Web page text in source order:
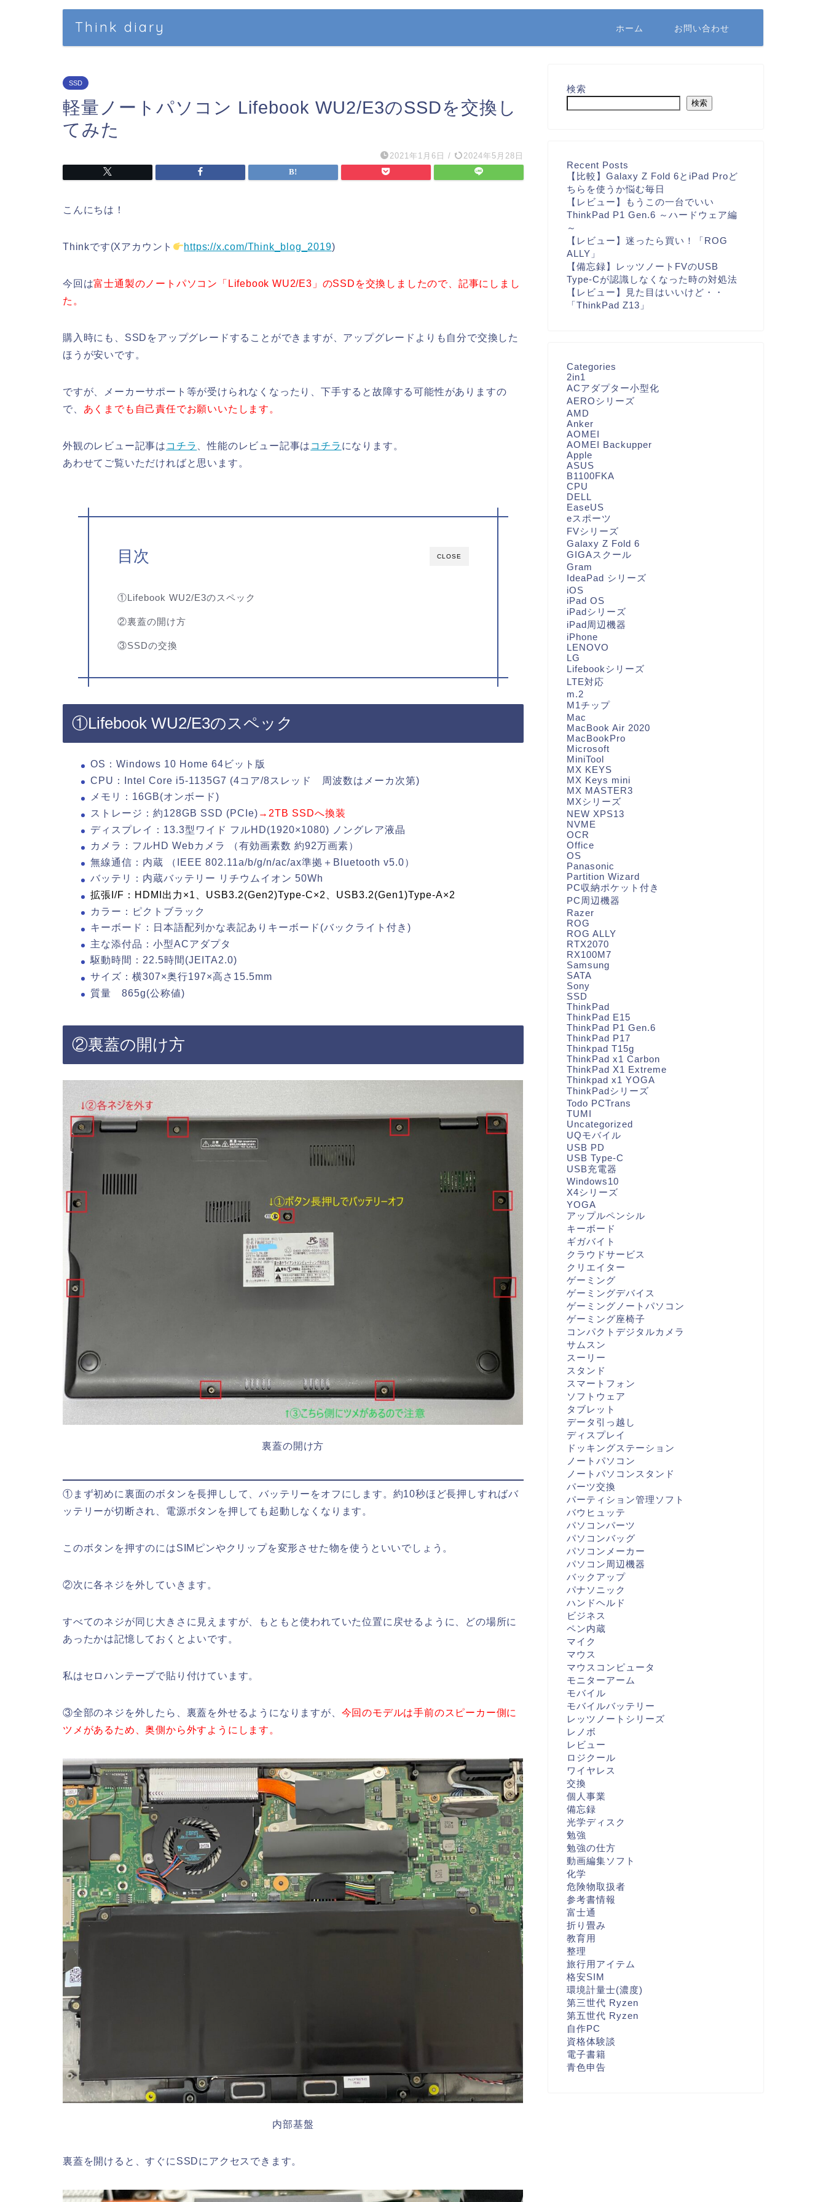
Think diary ホーム お問い合わせ
SSD
軽量ノートパソコン Lifebook WU2/E3のSSDを交換し
てみた
2021年1月6日 / 2024年5月28日
こんにちは！
Thinkです(Xアカウント https://x.com/Think_blog_2019)
今回は富士通製のノートパソコン「Lifebook WU2/E3」のSSDを交換しましたので、記事にしまし
た。
購入時にも、SSDをアップグレードすることができますが、アップグレードよりも自分で交換した
ほうが安いです。
ですが、メーカーサポート等が受けられなくなったり、下手すると故障する可能性がありますの
で、 あくまでも自己責任でお願いいたします。
外観のレビュー記事は コチラ 、性能のレビュー記事は コチラ になります。
あわせてご覧いただければと思います。
CLOSE
目次
①Lifebook WU2/E3のスペック
②裏蓋の開け方
③SSDの交換
①Lifebook WU2/E3のスペック
OS：Windows 10 Home 64ビット版
CPU：Intel Core i5-1135G7 (4コア/8スレッド 周波数はメーカ次第)
メモリ：16GB(オンボード)
ストレージ：約128GB SSD (PCIe) →2TB SSDへ換装
ディスプレイ：13.3型ワイド フルHD(1920×1080) ノングレア液晶
カメラ：フルHD Webカメラ （有効画素数 約92万画素）
無線通信：内蔵 （IEEE 802.11a/b/g/n/ac/ax準拠＋Bluetooth v5.0）
バッテリ：内蔵バッテリー リチウムイオン 50Wh
拡張I/F：HDMI出力×1、USB3.2(Gen2)Type-C×2、USB3.2(Gen1)Type-A×2
カラー：ピクトブラック
キーボード：日本語配列かな表記ありキーボード(バックライト付き)
主な添付品：小型ACアダプタ
駆動時間：22.5時間(JEITA2.0)
サイズ：横307×奥行197×高さ15.5mm
質量 865g(公称値)
②裏蓋の開け方
裏蓋の開け方
①まず初めに裏面のボタンを長押しして、バッテリーをオフにします。約10秒ほど長押しすればバ
ッテリーが切断され、電源ボタンを押しても起動しなくなります。
このボタンを押すのにはSIMピンやクリップを変形させた物を使うといいでしょう。
②次に各ネジを外していきます。
すべてのネジが同じ大きさに見えますが、もともと使われていた位置に戻せるように、どの場所に
あったかは記憶しておくとよいです。
私はセロハンテープで貼り付けています。
③全部のネジを外したら、裏蓋を外せるようになりますが、 今回のモデルは手前のスピーカー側に
ツメがあるため、奥側から外すようにします。
内部基盤
裏蓋を開けると、すぐにSSDにアクセスできます。
検索
検索
Recent Posts
【比較】Galaxy Z Fold 6とiPad Proど
ちらを使うか悩む毎日
【レビュー】もうこの一台でいい
ThinkPad P1 Gen.6 ～ハードウェア編
～
【レビュー】迷ったら買い！「ROG
ALLY」
【備忘録】レッツノートFVのUSB
Type-Cが認識しなくなった時の対処法
【レビュー】見た目はいいけど・・
「ThinkPad Z13」
Categories
2in1
ACアダプター小型化
AEROシリーズ
AMD
Anker
AOMEI
AOMEI Backupper
Apple
ASUS
B1100FKA
CPU
DELL
EaseUS
eスポーツ
FVシリーズ
Galaxy Z Fold 6
GIGAスクール
Gram
IdeaPad シリーズ
iOS
iPad OS
iPadシリーズ
iPad周辺機器
iPhone
LENOVO
LG
Lifebookシリーズ
LTE対応
m.2
M1チップ
Mac
MacBook Air 2020
MacBookPro
Microsoft
MiniTool
MX KEYS
MX Keys mini
MX MASTER3
MXシリーズ
NEW XPS13
NVME
OCR
Office
OS
Panasonic
Partition Wizard
PC収納ポケット付き
PC周辺機器
Razer
ROG
ROG ALLY
RTX2070
RX100M7
Samsung
SATA
Sony
SSD
ThinkPad
ThinkPad E15
ThinkPad P1 Gen.6
ThinkPad P17
Thinkpad T15g
ThinkPad x1 Carbon
ThinkPad X1 Extreme
Thinkpad x1 YOGA
ThinkPadシリーズ
Todo PCTrans
TUMI
Uncategorized
UQモバイル
USB PD
USB Type-C
USB充電器
Windows10
X4シリーズ
YOGA
アップルペンシル
キーボード
ギガバイト
クラウドサービス
クリエイター
ゲーミング
ゲーミングデバイス
ゲーミングノートパソコン
ゲーミング座椅子
コンパクトデジタルカメラ
サムスン
スーリー
スタンド
スマートフォン
ソフトウェア
タブレット
データ引っ越し
ディスプレイ
ドッキングステーション
ノートパソコン
ノートパソコンスタンド
パーツ交換
パーティション管理ソフト
バウヒュッテ
パソコンパーツ
パソコンバッグ
パソコンメーカー
パソコン周辺機器
バックアップ
パナソニック
ハンドヘルド
ビジネス
ペン内蔵
マイク
マウス
マウスコンピュータ
モニターアーム
モバイル
モバイルバッテリー
レッツノートシリーズ
レノボ
レビュー
ロジクール
ワイヤレス
交換
個人事業
備忘録
光学ディスク
勉強
勉強の仕方
動画編集ソフト
化学
危険物取扱者
参考書情報
富士通
折り畳み
教育用
整理
旅行用アイテム
格安SIM
環境計量士(濃度)
第三世代 Ryzen
第五世代 Ryzen
自作PC
資格体験談
電子書籍
青色申告